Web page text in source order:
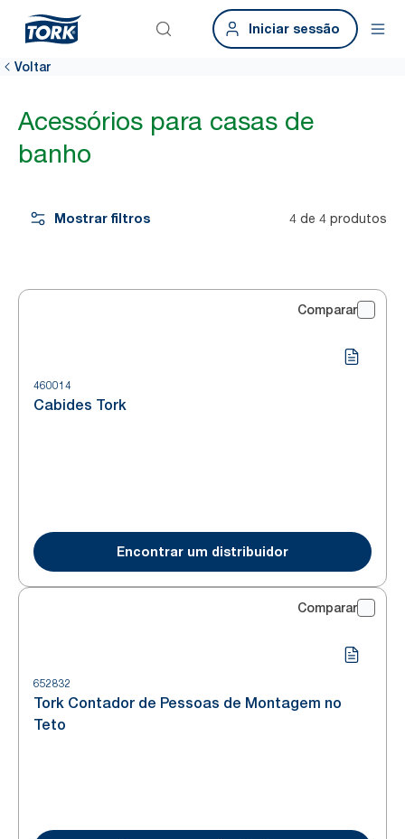
Iniciar sessão
Voltar
Acessórios para casas de
banho
Mostrar filtros 4 de 4 produtos
Comparar
460014
Cabides Tork
Encontrar um distribuidor
Comparar
652832
Tork Contador de Pessoas de Montagem no
Teto